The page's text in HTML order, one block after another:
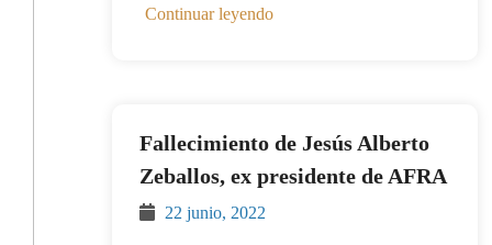
Continuar leyendo
Fallecimiento de Jesús Alberto
Zeballos, ex presidente de AFRA
22 junio, 2022